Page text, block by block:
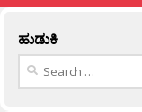
ಹುಡುಕಿ
Search